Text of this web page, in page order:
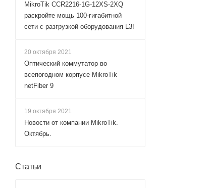
MikroTik CCR2216-1G-12XS-2XQ
раскройте мощь 100-гигабитной
сети с разгрузкой оборудования L3!
20 октября 2021
Оптический коммутатор во
всепогодном корпусе MikroTik
netFiber 9
19 октября 2021
Новости от компании MikroTik.
Октябрь.
Статьи